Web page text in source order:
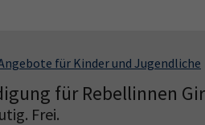
für Kinder und Jugendliche
für Rebellinnen
Frei.